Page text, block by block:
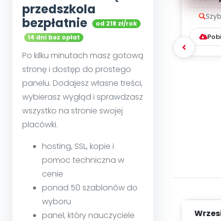
przedszkola
bezpłatnie
od 218 zł/rok
14 dni bez opłat
Po kilku minutach masz gotową
stronę i dostęp do prostego
panelu. Dodajesz własne treści,
wybierasz wygląd i sprawdzasz
wszystko na stronie swojej
placówki.
hosting, SSL, kopie i
pomoc techniczna w
cenie
ponad 50 szablonów do
wyboru
panel, który nauczyciele